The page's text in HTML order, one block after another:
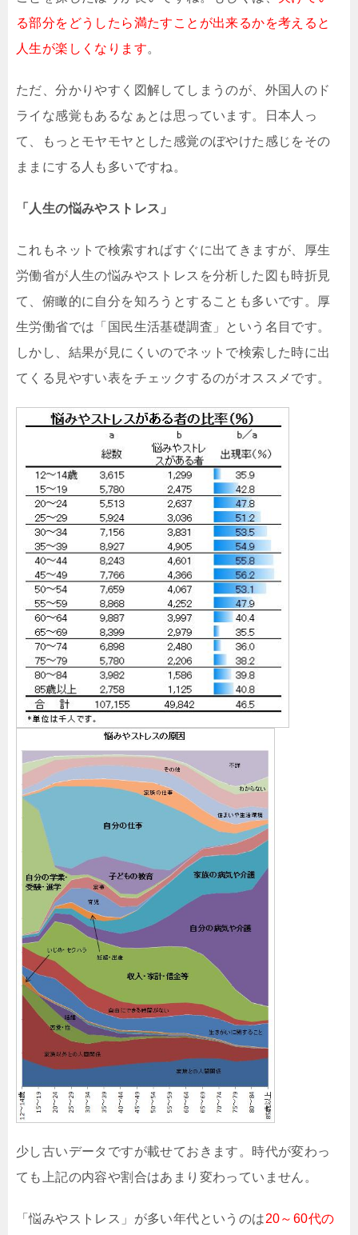
る部分をどうしたら満たすことが出来るかを考えると
人生が楽しくなります。
ただ、分かりやすく図解してしまうのが、外国人のド
ライな感覚もあるなぁとは思っています。日本人っ
て、もっとモヤモヤとした感覚のぼやけた感じをその
ままにする人も多いですね。
「人生の悩みやストレス」
これもネットで検索すればすぐに出てきますが、厚生
労働省が人生の悩みやストレスを分析した図も時折見
て、俯瞰的に自分を知ろうとすることも多いです。厚
生労働省では「国民生活基礎調査」という名目です。
しかし、結果が見にくいのでネットで検索した時に出
てくる見やすい表をチェックするのがオススメです。
少し古いデータですが載せておきます。時代が変わっ
ても上記の内容や割合はあまり変わっていません。
「悩みやストレス」が多い年代というのは20～60代の